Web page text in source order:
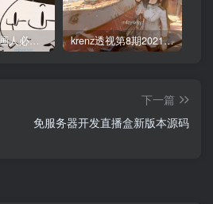
抖抖抖村 绘画人必备习惯2020【画质不错】 krenz透视第8期2021年4月结课【画质高清有笔刷课件】
下一篇
免服务器开发直播盒新版本源码